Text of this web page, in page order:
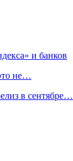
и банков
не…
в сентябре…